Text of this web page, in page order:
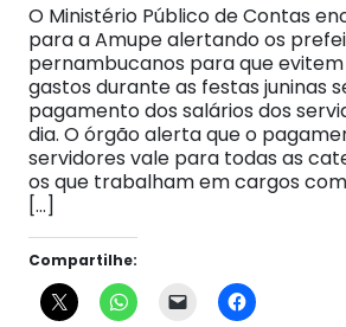
O Ministério Público de Contas
para a Amupe alertando os
pernambucanos para que
gastos durante as festas juninas
pagamento dos salários dos
dia. O órgão alerta que o
servidores vale para todas as
os que trabalham em cargos
[…]
Compartilhe: